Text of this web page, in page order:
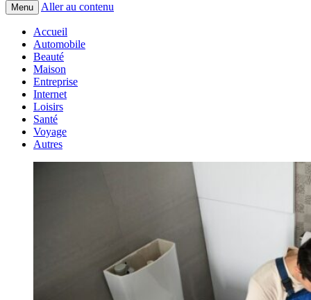
Menu Aller au contenu
Accueil
Automobile
Beauté
Maison
Entreprise
Internet
Loisirs
Santé
Voyage
Autres